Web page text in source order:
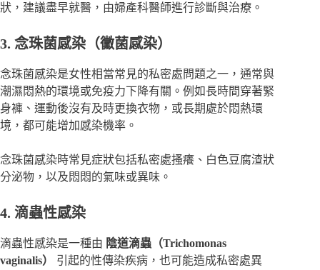
狀，建議盡早就醫，由婦產科醫師進行診斷與治療。
3. 念珠菌感染（黴菌感染）
念珠菌感染是女性相當常見的私密處問題之一，通常與
潮濕悶熱的環境或免疫力下降有關。例如長時間穿著緊
身褲、運動後沒有及時更換衣物，或長期處於悶熱環
境，都可能增加感染機率。
念珠菌感染時常見症狀包括私密處搔癢、白色豆腐渣狀
分泌物，以及悶悶的氣味或異味。
4. 滴蟲性感染
滴蟲性感染是一種由 陰道滴蟲（Trichomonas
vaginalis）
引起的性傳染疾病，也可能造成私密處異